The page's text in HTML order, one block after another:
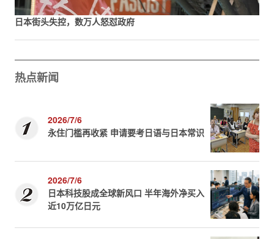
日本街头失控，数万人怒怼政府
热点新闻
2026/7/6
永住门槛再收紧 申请要考日语与日本常识
2026/7/6
日本科技股成全球新风口 半年海外净买入
近10万亿日元